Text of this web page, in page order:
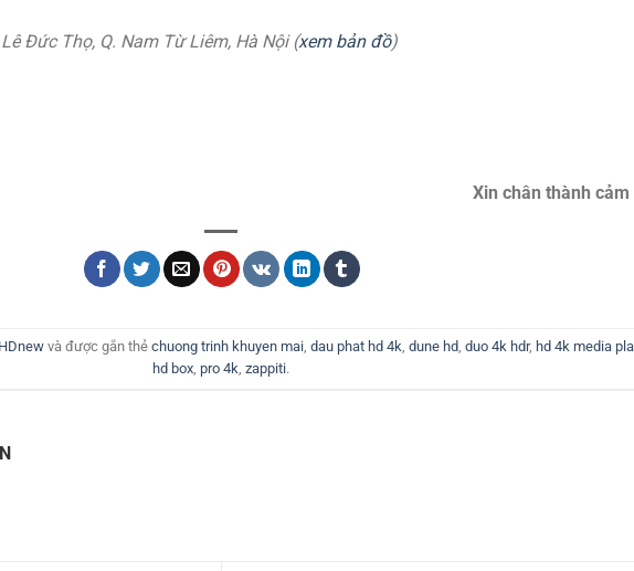
Đức Thọ, Q. Nam Từ Liêm, Hà Nội (xem bản đồ)
Xin chân thành cảm
và được gắn thẻ chuong trinh khuyen mai, dau phat hd 4k, dune hd, duo 4k hdr, hd 4k media
hd box, pro 4k, zappiti.